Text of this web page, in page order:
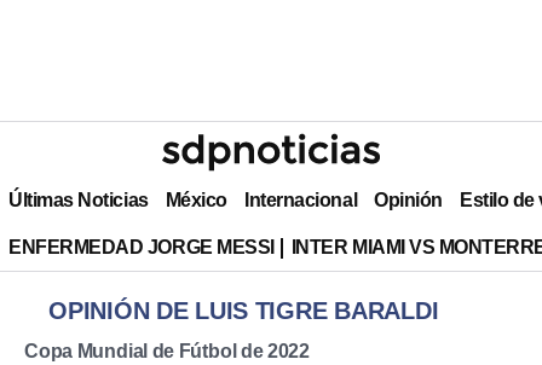
Últimas Noticias México Internacional Opinión Estilo de
ENFERMEDAD JORGE MESSI INTER MIAMI VS
OPINIÓN DE LUIS TIGRE BARALDI
Copa Mundial de Fútbol de 2022